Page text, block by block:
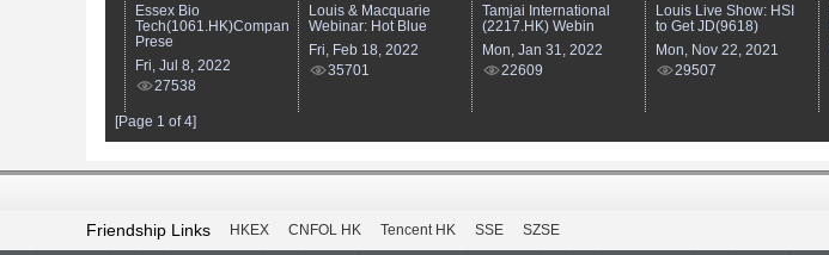
Essex Bio
Tech(1061.HK)Company
Prese
Fri, Jul 8, 2022
27538
Louis & Macquarie
Webinar: Hot Blue
Fri, Feb 18, 2022
35701
Tamjai International
(2217.HK) Webin
Mon, Jan 31, 2022
22609
Louis Live Show: HSI
to Get JD(9618)
Mon, Nov 22, 2021
29507
[Page 1 of 4]
Friendship Links HKEX CNFOL HK Tencent HK SSE SZSE